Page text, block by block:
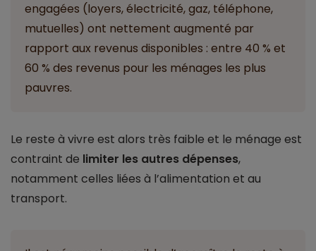
engagées (loyers, électricité, gaz, téléphone,
mutuelles) ont nettement augmenté par
rapport aux revenus disponibles : entre 40 % et
60 % des revenus pour les ménages les plus
pauvres.
Le reste à vivre est alors très faible et le ménage est
contraint de limiter les autres dépenses,
notamment celles liées à l’alimentation et au
transport.